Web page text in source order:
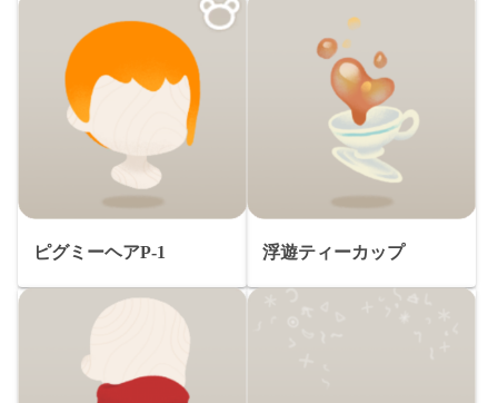
ピグミーヘアP-1 浮遊ティーカップ